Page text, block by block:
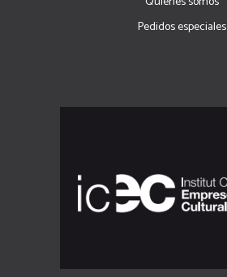
Pedidos especiales